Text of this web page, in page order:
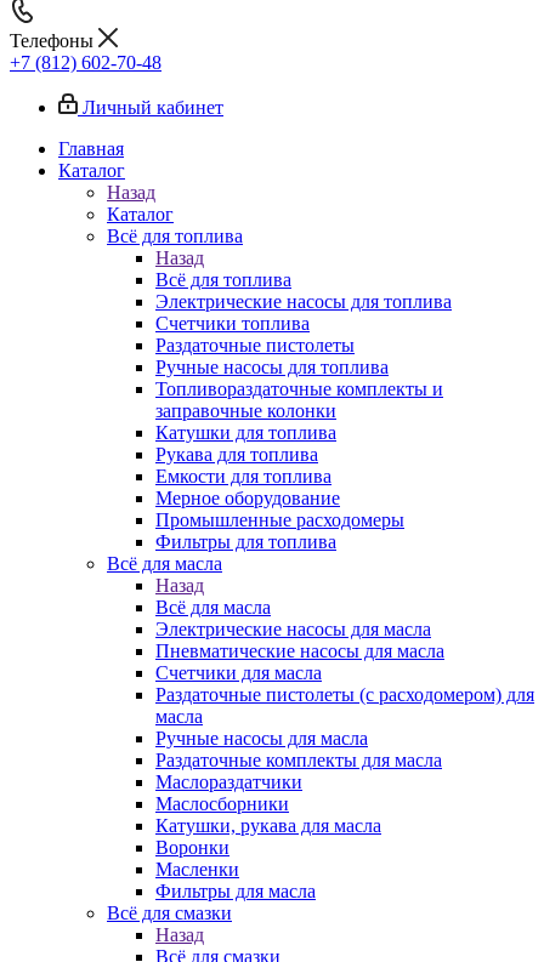
Телефоны
+7 (812) 602-70-48
Личный кабинет
Главная
Каталог
Назад
Каталог
Всё для топлива
Назад
Всё для топлива
Электрические насосы для топлива
Счетчики топлива
Раздаточные пистолеты
Ручные насосы для топлива
Топливораздаточные комплекты и
заправочные колонки
Катушки для топлива
Рукава для топлива
Емкости для топлива
Мерное оборудование
Промышленные расходомеры
Фильтры для топлива
Всё для масла
Назад
Всё для масла
Электрические насосы для масла
Пневматические насосы для масла
Счетчики для масла
Раздаточные пистолеты (с расходомером) для
масла
Ручные насосы для масла
Раздаточные комплекты для масла
Маслораздатчики
Маслосборники
Катушки, рукава для масла
Воронки
Масленки
Фильтры для масла
Всё для смазки
Назад
Всё для смазки